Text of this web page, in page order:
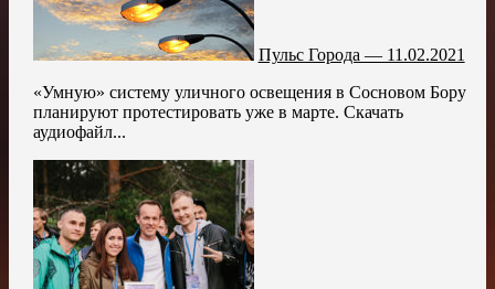
Пульс Города — 11.02.2021
«Умную» систему уличного освещения в Сосновом Бору
планируют протестировать уже в марте. Скачать
аудиофайл...